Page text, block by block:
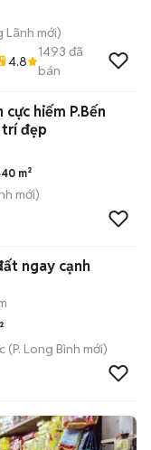
Lãnh mới)
4.8
1493 đã
bán
hiếm P.Bến
trí đẹp
m²
mới)
ngay cạnh
(P. Long Bình mới)